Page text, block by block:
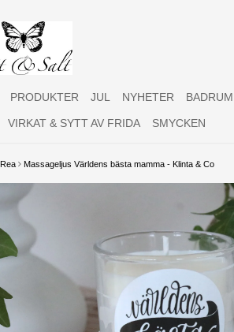
Rea Massageljus Världens bästa mamma - Klinta & Co
PRODUKTER JUL NYHETER BADRUM
VIRKAT & SYTT AV FRIDA SMYCKEN